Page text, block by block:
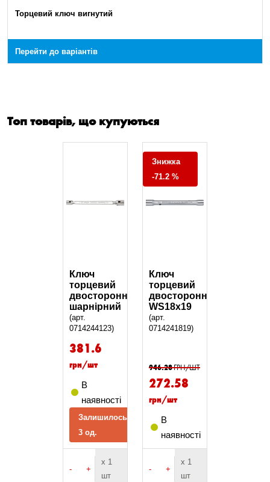
Торцевий ключ вигнутий
Перейти до варіантів
Топ товарів, що купуються
Ключ
торцевий
двосторонній
шарнірний
(арт.
0714244123)
381.6
грн/шт
В
наявності
Залишилось
3 од.
- +
х 1
шт
Знижка
-71.2 %
Ключ
торцевий
двосторонній,
WS18x19
(арт.
0714241819)
946.28ГРН/ШТ
272.58
грн/шт
В
наявності
- +
х 1
шт